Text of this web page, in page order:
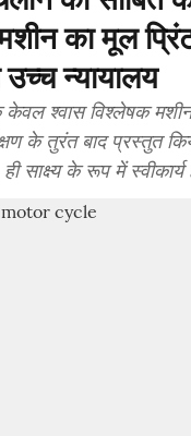
का मूल
न्यायालय
केवल श्वास विश्लेषक
के तुरंत बाद प्रस्तुत
साक्ष्य के रूप में